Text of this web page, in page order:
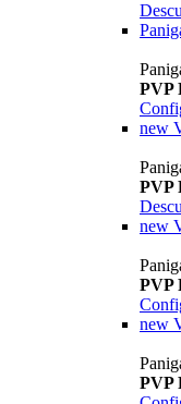
PVP
new
PVP
new
PVP
new
PVP